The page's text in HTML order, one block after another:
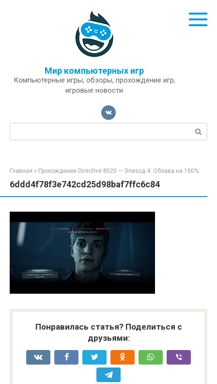
Мир компьютерных игр
Компьютерные игры, обзоры, прохождение игр,
игровые новости
Поиск:
Главная » Прохождение Directive 8020 — Эпизод 4. Облава на 100%
6ddd4f78f3e742cd25d98baf7ffc6c84
Понравилась статья? Поделиться с
друзьями: